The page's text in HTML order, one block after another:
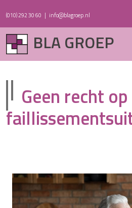
(010) 292 30 60 | info@blagroep.nl
BLA GROEP
Geen recht op